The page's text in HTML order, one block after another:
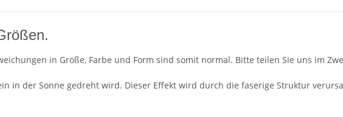
in Größe, Farbe und Form sind somit normal. Bitte teilen Sie uns im
in der Sonne gedreht wird. Dieser Effekt wird durch die faserige Struktur